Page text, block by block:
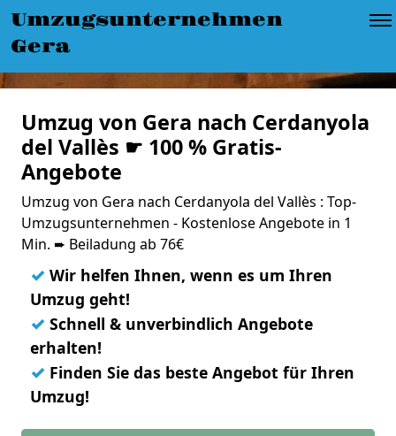
Umzugsunternehmen
Gera
Umzug von Gera nach Cerdanyola
del Vallès ☛ 100 % Gratis-
Angebote
Umzug von Gera nach Cerdanyola del Vallès : Top-
Umzugsunternehmen - Kostenlose Angebote in 1
Min. ➨ Beiladung ab 76€
✓ Wir helfen Ihnen, wenn es um Ihren
Umzug geht!
✓ Schnell & unverbindlich Angebote
erhalten!
✓ Finden Sie das beste Angebot für Ihren
Umzug!